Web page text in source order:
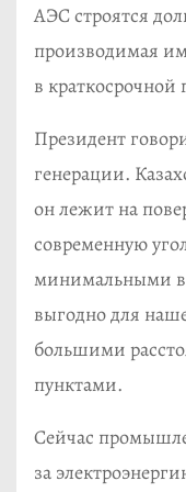
АЭС строятся
производимая
в краткосрочной
Президент
генерации.
он лежит на
современную
минимальными
выгодно для
большими
пунктами.
Сейчас
за